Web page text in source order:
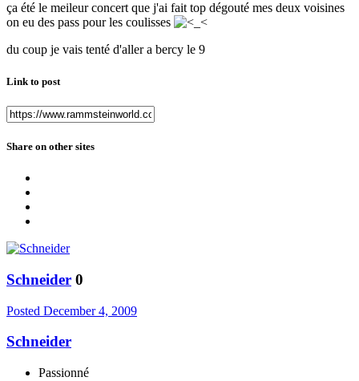
ça été le meileur concert que j'ai fait top dégouté mes deux voisines
on eu des pass pour les coulisses
du coup je vais tenté d'aller a bercy le 9
Link to post
Share on other sites
Schneider 0
Posted December 4, 2009
Schneider
Passionné